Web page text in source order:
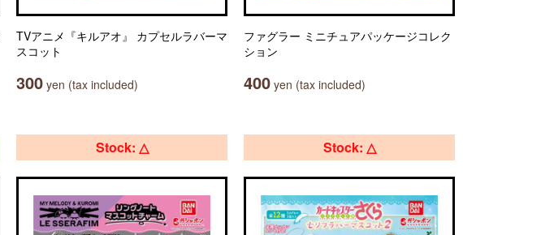
TVアニメ『キルアオ』 カプセルラバーマ
スコット
300 yen (tax included)
ファグラー ミニチュアパッケージコレク
ション
400 yen (tax included)
Stock: △ Stock: △